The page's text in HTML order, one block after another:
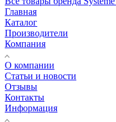
Главная
Каталог
Производители
Компания
О компании
Статьи и новости
Отзывы
Контакты
Информация